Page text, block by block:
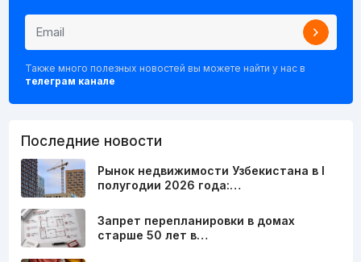
Также много полезных новостей вы можете найти у нас в
телеграм канале
Последние новости
Рынок недвижимости Узбекистана в I
полугодии 2026 года:…
Запрет перепланировки в домах
старше 50 лет в…